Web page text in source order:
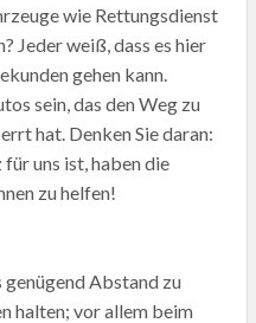
wie Rettungsdienst
Jeder weiß, dass es hier
gehen kann.
sein, das den Weg zu
hat. Denken Sie daran:
uns ist, haben die
zu helfen!
Abstand zu
halten; vor allem beim